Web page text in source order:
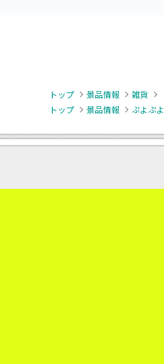
トップ 景品情報 雑貨
トップ
景品情報 ぷよぷよ